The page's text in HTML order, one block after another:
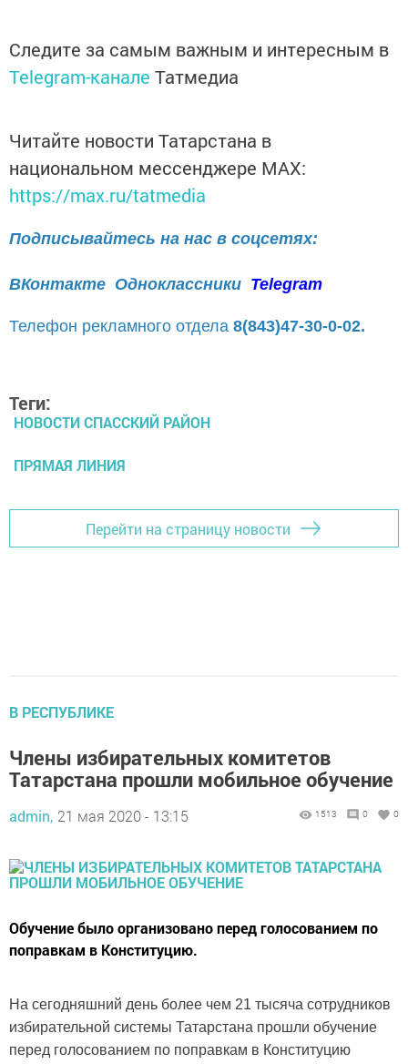
Следите за самым важным и интересным в
Telegram-канале Татмедиа
Читайте новости Татарстана в
национальном мессенджере MАХ:
https://max.ru/tatmedia
Подписывайтесь на нас в соцсетях:
ВКонтакте Одноклассники Telegram
Телефон рекламного отдела 8(843)47-30-0-02.
Теги:
НОВОСТИ СПАССКИЙ РАЙОН
ПРЯМАЯ ЛИНИЯ
Перейти на страницу новости
В РЕСПУБЛИКЕ
Члены избирательных комитетов
Татарстана прошли мобильное обучение
admin, 21 мая 2020 - 13:15 1513 0 0
Обучение было организовано перед голосованием по
поправкам в Конституцию.
На сегодняшний день более чем 21 тысяча сотрудников
избирательной системы Татарстана прошли обучение
перед голосованием по поправкам в Конституцию